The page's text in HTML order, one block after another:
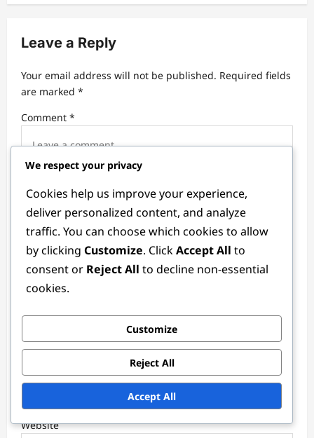
v
g
t
i
o
n
Leave a Reply
Your email address will not be published. Required fields
are marked *
Comment *
Website
We respect your privacy
Cookies help us improve your experience,
deliver personalized content, and analyze
traffic. You can choose which cookies to allow
by clicking Customize. ClickAccept All to
consent or Reject All to decline non-essential
cookies.
Customize
Reject All
Accept All